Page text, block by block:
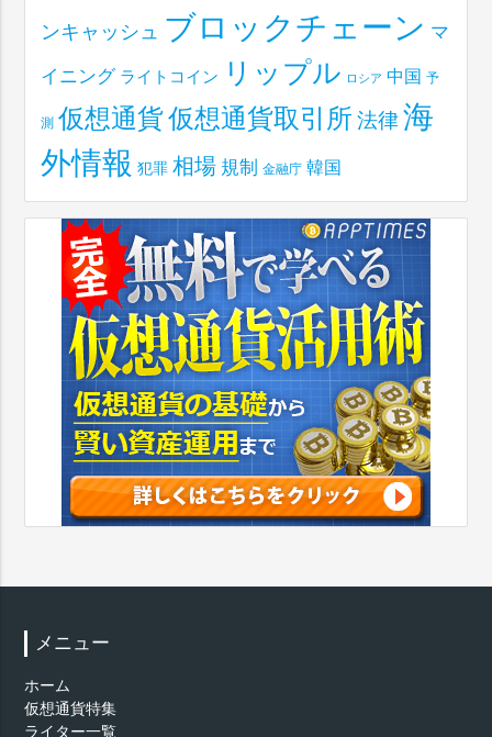
ンキャッシュ ブロックチェーン マ
イニング ライトコイン リップル ロシア 中国 予
測 仮想通貨仮想通貨取引所 法律 海
外情報 犯罪 相場 規制 金融庁 韓国
メニュー
ホーム
仮想通貨特集
ライター一覧